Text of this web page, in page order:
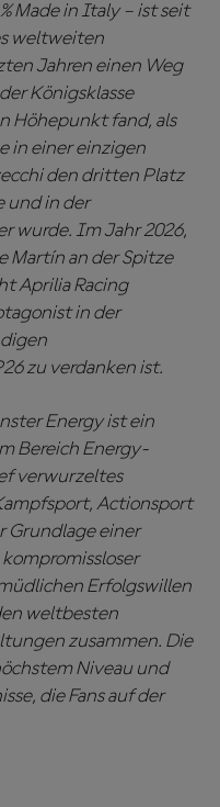
Made in Italy – ist seit
weltweiten
Jahren einen Weg
Königsklasse
Höhepunkt fand, als
in einer einzigen
den dritten Platz
und in der
wurde. Im Jahr 2026,
Martín an der Spitze
Aprilia Racing
in der
zu verdanken ist.
Energy ist ein
Bereich Energy-
verwurzeltes
Actionsport
Grundlage einer
Erfolgswillen
weltbesten
zusammen. Die
Niveau und
die Fans auf der